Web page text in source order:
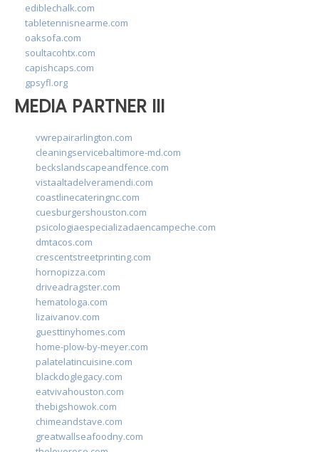
ediblechalk.com
tabletennisnearme.com
oaksofa.com
soultacohtx.com
capishcaps.com
gpsyfl.org
MEDIA PARTNER III
vwrepairarlington.com
cleaningservicebaltimore-md.com
beckslandscapeandfence.com
vistaaltadelveramendi.com
coastlinecateringnc.com
cuesburgershouston.com
psicologiaespecializadaencampeche.com
dmtacos.com
crescentstreetprinting.com
hornopizza.com
driveadragster.com
hematologa.com
lizaivanov.com
guesttinyhomes.com
home-plow-by-meyer.com
palatelatincuisine.com
blackdoglegacy.com
eatvivahouston.com
thebigshowok.com
chimeandstave.com
greatwallseafoodny.com